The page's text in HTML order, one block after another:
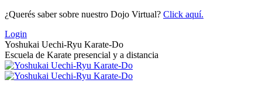
Saltar
contenido
¿Querés saber sobre nuestro Dojo Virtual? Click aquí.
Login
Yoshukai Uechi-Ryu Karate-Do
Escuela de Karate presencial y a distancia